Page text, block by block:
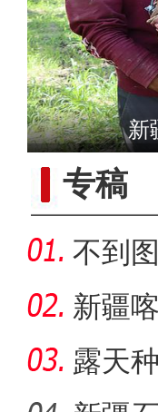
新
专稿
不到
团
新疆
露天